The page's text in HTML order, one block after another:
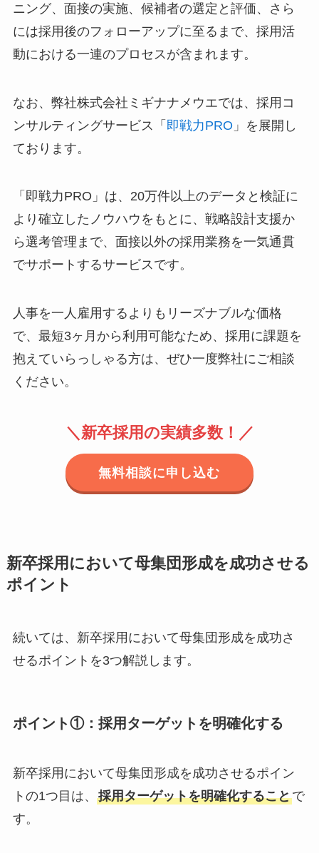
ニング、面接の実施、候補者の選定と評価、さら
には採用後のフォローアップに至るまで、採用活
動における一連のプロセスが含まれます。
なお、弊社株式会社ミギナナメウエでは、採用コ
ンサルティングサービス「 即戦力PRO 」を展開し
ております。
「即戦力PRO」は、20万件以上のデータと検証に
より確立したノウハウをもとに、戦略設計支援か
ら選考管理まで、面接以外の採用業務を一気通貫
でサポートするサービスです。
人事を一人雇用するよりもリーズナブルな価格
で、最短3ヶ月から利用可能なため、採用に課題を
抱えていらっしゃる方は、ぜひ一度弊社にご相談
ください。
＼新卒採用の実績多数！／
無料相談に申し込む
新卒採用において母集団形成を成功させる
ポイント
続いては、新卒採用において母集団形成を成功さ
せるポイントを3つ解説します。
ポイント①：採用ターゲットを明確化する
新卒採用において母集団形成を成功させるポイン
トの1つ目は、 採用ターゲットを明確化することで
す。